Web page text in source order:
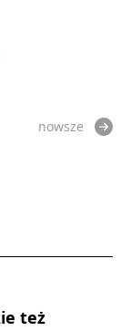
nowsze
też